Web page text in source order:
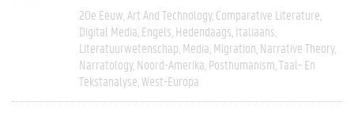
20e Eeuw Art And Technology Comparative Literature
Digital Media Engels Hedendaags Italiaans
Literatuurwetenschap Media Migration Narrative Theory
Narratology Noord-Amerika Posthumanism Taal- En
Tekstanalyse West-Europa